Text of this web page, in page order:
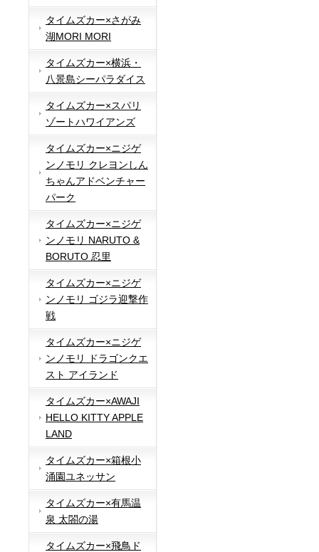
タイムズカー×さがみ
湖MORI MORI
タイムズカー×横浜・
八景島シーパラダイス
タイムズカー×スパリ
ゾートハワイアンズ
タイムズカー×ニジゲ
ンノモリ クレヨンしん
ちゃんアドベンチャー
パーク
タイムズカー×ニジゲ
ンノモリ NARUTO &
BORUTO 忍里
タイムズカー×ニジゲ
ンノモリ ゴジラ迎撃作
戦
タイムズカー×ニジゲ
ンノモリ ドラゴンクエ
スト アイランド
タイムズカー×AWAJI
HELLO KITTY APPLE
LAND
タイムズカー×箱根小
涌園ユネッサン
タイムズカー×有馬温
泉 太閤の湯
タイムズカー×飛鳥ド